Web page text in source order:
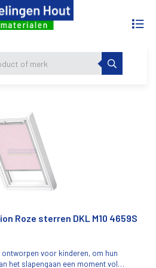
Roze sterren DKL M10 4659S
ontworpen voor kinderen, om hun
het slapengaan een moment vol